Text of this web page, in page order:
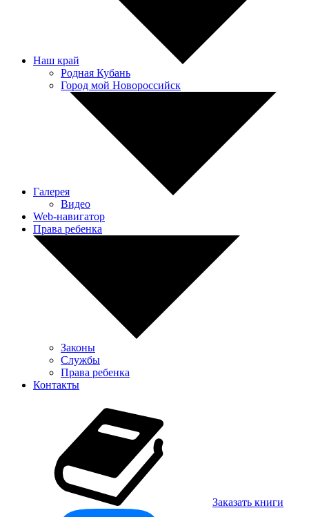
Наш край
Родная Кубань
Город мой Новороссийск
Галерея
Видео
Web-навигатор
Права ребенка
Законы
Службы
Права ребенка
Контакты
Заказать книги